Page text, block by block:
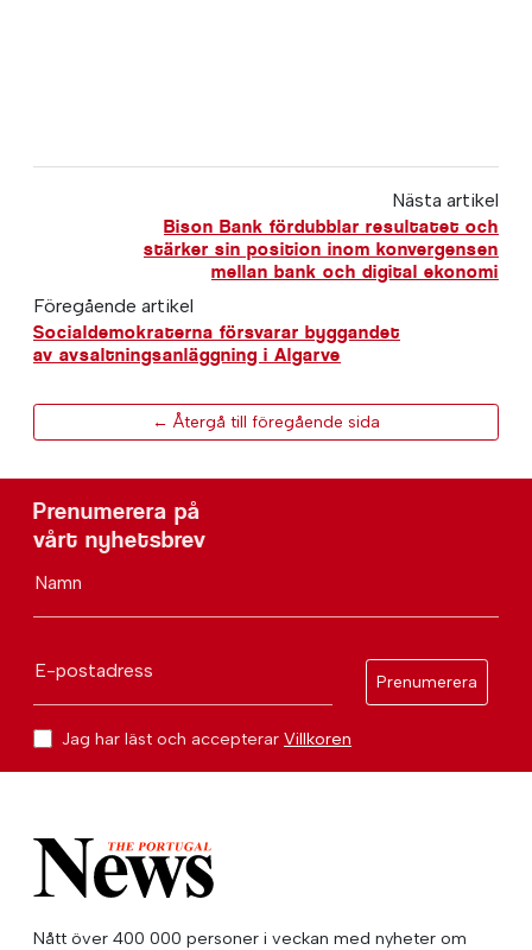
Nästa artikel
Bison Bank fördubblar resultatet och
stärker sin position inom konvergensen
mellan bank och digital ekonomi
Föregående artikel
Socialdemokraterna försvarar byggandet
av avsaltningsanläggning i Algarve
← Återgå till föregående sida
Prenumerera på
vårt nyhetsbrev
Namn
E-postadress
Prenumerera
Jag har läst och accepterar Villkoren
Nått över 400 000 personer i veckan med nyheter om